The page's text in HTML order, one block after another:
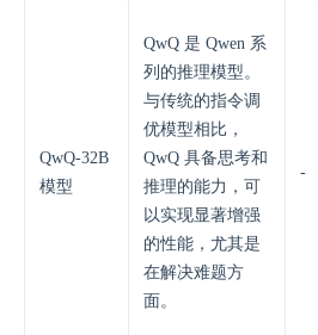
QwQ-32B
模型
QwQ 是 Qwen 系
列的推理模型。
与传统的指令调
优模型相比，
QwQ 具备思考和
推理的能力，可
以实现显著增强
的性能，尤其是
在解决难题方
面。
-